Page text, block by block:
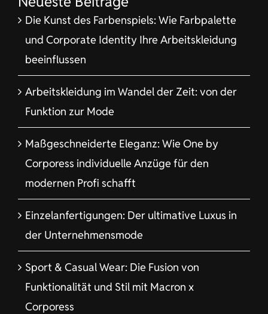
Die Kunst des Farbenspiels: Wie Farbpalette
und Corporate Identity Ihre Arbeitskleidung
beeinflussen
Arbeitskleidung im Wandel der Zeit: von der
Funktion zur Mode
Maßgeschneiderte Eleganz: Wie One by
Corporess individuelle Anzüge für den
modernen Profi schafft
Einzelanfertigungen: Der ultimative Luxus in
der Unternehmensmode
Sport & Casual Wear: Die Fusion von
Funktionalität und Stil mit Macron x
Corporess